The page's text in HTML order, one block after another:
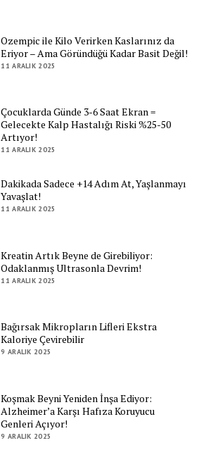
Ozempic ile Kilo Verirken Kaslarınız da
Eriyor – Ama Göründüğü Kadar Basit Değil!
11 ARALIK 2025
Çocuklarda Günde 3-6 Saat Ekran =
Gelecekte Kalp Hastalığı Riski %25-50
Artıyor!
11 ARALIK 2025
Dakikada Sadece +14 Adım At, Yaşlanmayı
Yavaşlat!
11 ARALIK 2025
Kreatin Artık Beyne de Girebiliyor:
Odaklanmış Ultrasonla Devrim!
11 ARALIK 2025
Bağırsak Mikropların Lifleri Ekstra
Kaloriye Çevirebilir
9 ARALIK 2025
Koşmak Beyni Yeniden İnşa Ediyor:
Alzheimer’a Karşı Hafıza Koruyucu
Genleri Açıyor!
9 ARALIK 2025